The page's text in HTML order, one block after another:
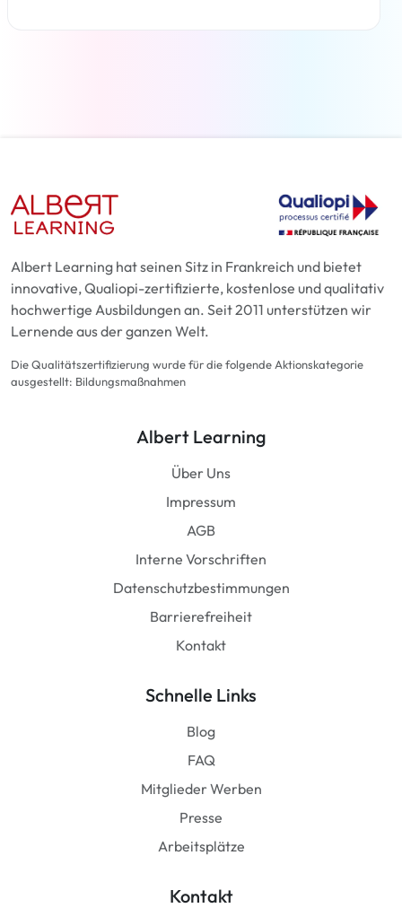
Albert Learning hat seinen Sitz in Frankreich und bietet
innovative, Qualiopi-zertifizierte, kostenlose und qualitativ
hochwertige Ausbildungen an. Seit 2011 unterstützen wir
Lernende aus der ganzen Welt.
Die Qualitätszertifizierung wurde für die folgende Aktionskategorie
ausgestellt: Bildungsmaßnahmen
Albert Learning
Über Uns
Impressum
AGB
Interne Vorschriften
Datenschutzbestimmungen
Barrierefreiheit
Kontakt
Schnelle Links
Blog
FAQ
Mitglieder Werben
Presse
Arbeitsplätze
Kontakt